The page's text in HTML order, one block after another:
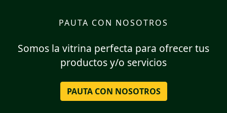
PAUTA CON NOSOTROS
Somos la vitrina perfecta para ofrecer tus
productos y/o servicios
PAUTA CON NOSOTROS